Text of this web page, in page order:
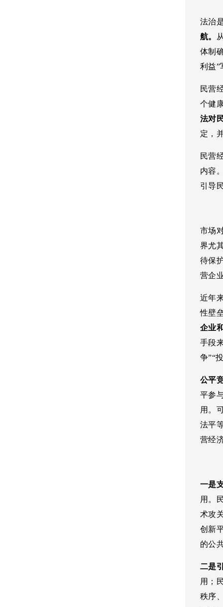
法治
航。
体制
利益”
民营
个健
法对
定，
民营
内容
引导
市场
界尤
待保
营企
近年
性壁
企业
手段
争”“
公平
平参
用。
法平
营经
一是
用。
术攻
创新
的公
二是
用；
秩序